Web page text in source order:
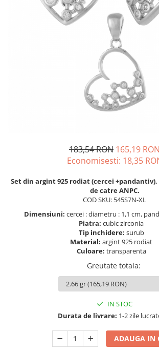
BRATARI PENTRU PICIOR
183,54 RON 165,19 RON
Economisesti: 18,35
Set din argint 925 rodiat (cercei
de catre ANPC.
COD SKU: 545S7N-XL
Dimensiuni: cercei : diametru : 1,1 cm,
Piatra: cubic zirconia
Tip inchidere: surub
Material: argint 925 rodiat
Culoare: transparenta
Greutate totala:
IN STOC
Durata de livrare: 1-2 zile
ADAUGA IN